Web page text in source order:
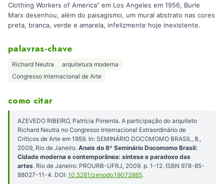
Clothing Workers of America” em Los Angeles em 1956, Burle
Marx desenhou, além do paisagismo, um mural abstrato nas cores
preta, branca, verde e amarela, infelizmente hoje inexistente.
palavras-chave
Richard Neutra
arquitetura moderna
Congresso Internacional de Arte
como citar
AZEVEDO RIBEIRO, Patrícia Pimenta. A participação do arquiteto
Richard Neutra no Congresso Internacional Extraordinário de
Críticos de Arte em 1959. In: SEMINÁRIO DOCOMOMO BRASIL, 8.,
2009, Rio de Janeiro. Anais do 8º Seminário Docomomo Brasil:
Cidade moderna e contemporânea: síntese e paradoxo das
artes. Rio de Janeiro: PROURB-UFRJ, 2009. p. 1-12. ISBN 978-85-
88027-11-4. DOI: 10.5281/zenodo.19072885.